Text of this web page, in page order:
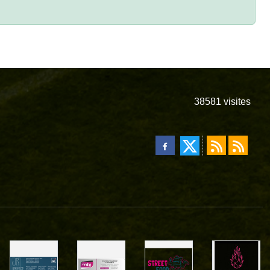
38581 visites